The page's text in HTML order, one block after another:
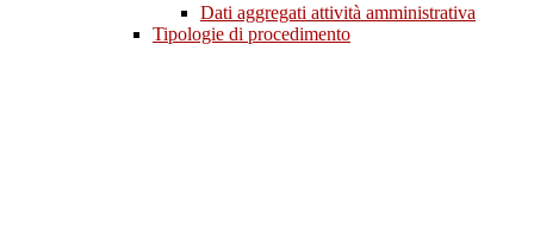
Dati aggregati attività amministrativa
Tipologie di procedimento